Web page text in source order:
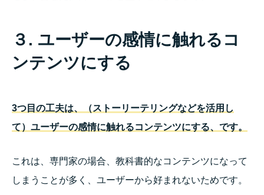
３. ユーザーの感情に触れるコ
ンテンツにする
3つ目の工夫は、（ストーリーテリングなどを活用し
て）ユーザーの感情に触れるコンテンツにする、です。
これは、専門家の場合、教科書的なコンテンツになって
しまうことが多く、ユーザーから好まれないためです。